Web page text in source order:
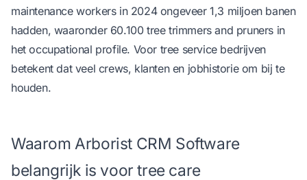
maintenance workers in 2024 ongeveer 1,3 miljoen banen
hadden, waaronder 60.100 tree trimmers and pruners in
het occupational profile. Voor tree service bedrijven
betekent dat veel crews, klanten en jobhistorie om bij te
houden.
Waarom Arborist CRM Software
belangrijk is voor tree care